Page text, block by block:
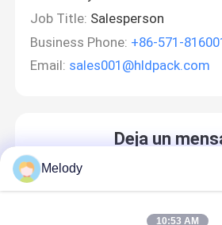
Job Title: Salesperson
Business Phone: +86-571-
Email: sales001@hldpack.com
Deja un
Melody
10:53 AM